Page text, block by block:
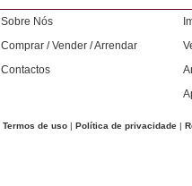
Sobre Nós
Comprar / Vender / Arrendar
Contactos
Termos de uso | Política de privacidade |